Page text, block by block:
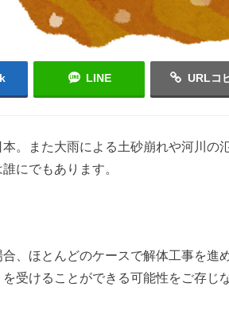
LINE URLコ
。また大雨による土砂崩れや河川の
にでもあります。
、ほとんどのケースで解体工事を進
を受けることができる可能性をご存じ